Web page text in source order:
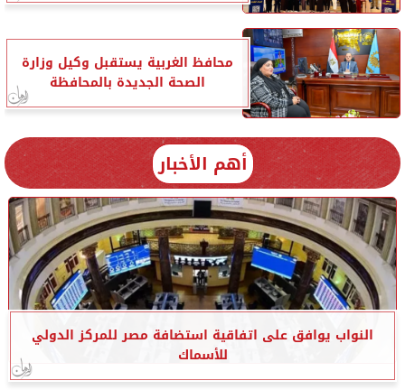
محافظ الغربية يستقبل وكيل وزارة
الصحة الجديدة بالمحافظة
أهم الأخبار
النواب يوافق على اتفاقية استضافة مصر للمركز الدولي
للأسماك